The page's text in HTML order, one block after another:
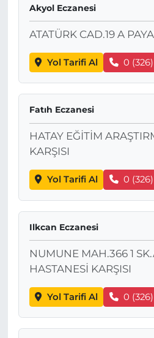
Akyol Eczanesi
ATATÜRK CAD.19 A
Yol Tarifi Al 0 (326)
Fatıh Eczanesi
HATAY EĞİTİM
KARŞISI
Yol Tarifi Al 0
Ilkcan Eczanesi
NUMUNE MAH.366 1
HASTANESİ KARŞISI
Yol Tarifi Al 0